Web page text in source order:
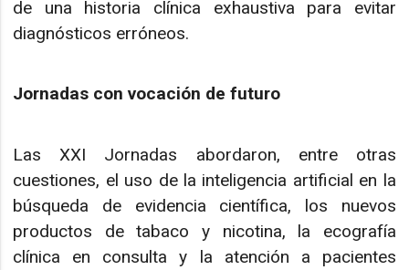
de una historia clínica exhaustiva para evitar
diagnósticos erróneos.
Jornadas con vocación de futuro
Las XXI Jornadas abordaron, entre otras
cuestiones, el uso de la inteligencia artificial en la
búsqueda de evidencia científica, los nuevos
productos de tabaco y nicotina, la ecografía
clínica en consulta y la atención a pacientes